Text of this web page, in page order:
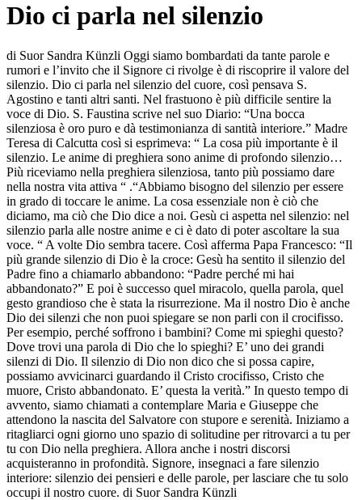
Dio ci parla nel silenzio
di Suor Sandra Künzli Oggi siamo bombardati da tante parole e
rumori e l’invito che il Signore ci rivolge è di riscoprire il valore del
silenzio. Dio ci parla nel silenzio del cuore, così pensava S.
Agostino e tanti altri santi. Nel frastuono è più difficile sentire la
voce di Dio. S. Faustina scrive nel suo Diario: “Una bocca
silenziosa è oro puro e dà testimonianza di santità interiore.” Madre
Teresa di Calcutta così si esprimeva: “ La cosa più importante è il
silenzio. Le anime di preghiera sono anime di profondo silenzio…
Più riceviamo nella preghiera silenziosa, tanto più possiamo dare
nella nostra vita attiva “ .“Abbiamo bisogno del silenzio per essere
in grado di toccare le anime. La cosa essenziale non è ciò che
diciamo, ma ciò che Dio dice a noi. Gesù ci aspetta nel silenzio: nel
silenzio parla alle nostre anime e ci è dato di poter ascoltare la sua
voce. “ A volte Dio sembra tacere. Così afferma Papa Francesco: “Il
più grande silenzio di Dio è la croce: Gesù ha sentito il silenzio del
Padre fino a chiamarlo abbandono: “Padre perché mi hai
abbandonato?” E poi è successo quel miracolo, quella parola, quel
gesto grandioso che è stata la risurrezione. Ma il nostro Dio è anche
Dio dei silenzi che non puoi spiegare se non parli con il crocifisso.
Per esempio, perché soffrono i bambini? Come mi spieghi questo?
Dove trovi una parola di Dio che lo spieghi? E’ uno dei grandi
silenzi di Dio. Il silenzio di Dio non dico che si possa capire,
possiamo avvicinarci guardando il Cristo crocifisso, Cristo che
muore, Cristo abbandonato. E’ questa la verità.” In questo tempo di
avvento, siamo chiamati a contemplare Maria e Giuseppe che
attendono la nascita del Salvatore con stupore e serenità. Iniziamo a
ritagliarci ogni giorno uno spazio di solitudine per ritrovarci a tu per
tu con Dio nella preghiera. Allora anche i nostri discorsi
acquisteranno in profondità. Signore, insegnaci a fare silenzio
interiore: silenzio dei pensieri e delle parole, per lasciare che tu solo
occupi il nostro cuore. di Suor Sandra Künzli